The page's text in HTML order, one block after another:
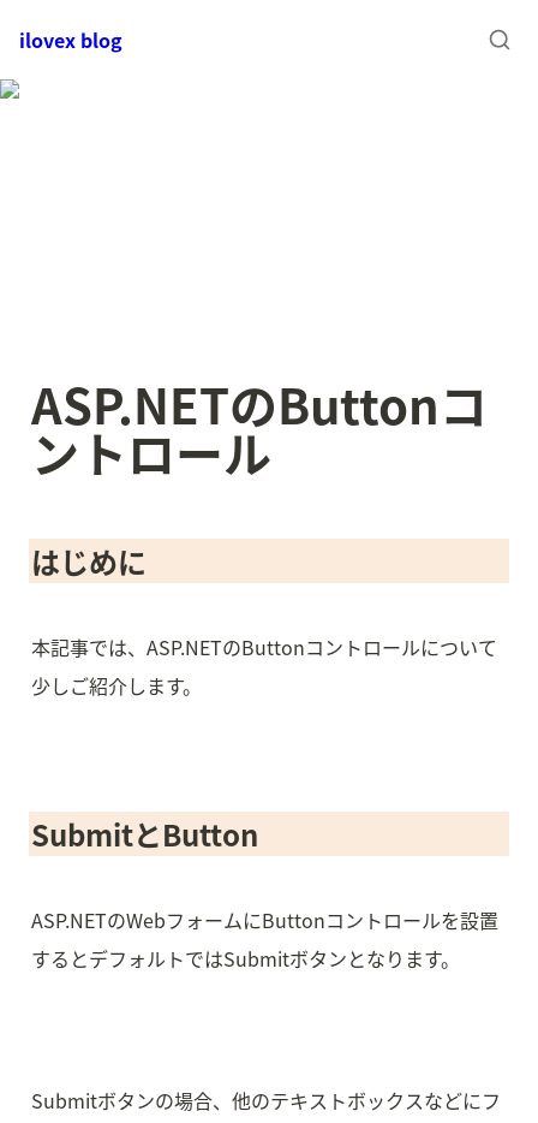
ilovex blog
ASP.NETのButtonコ
ントロール
はじめに
本記事では、ASP.NETのButtonコントロールについて
少しご紹介します。
SubmitとButton
ASP.NETのWebフォームにButtonコントロールを設置
するとデフォルトではSubmitボタンとなります。
Submitボタンの場合、他のテキストボックスなどにフ